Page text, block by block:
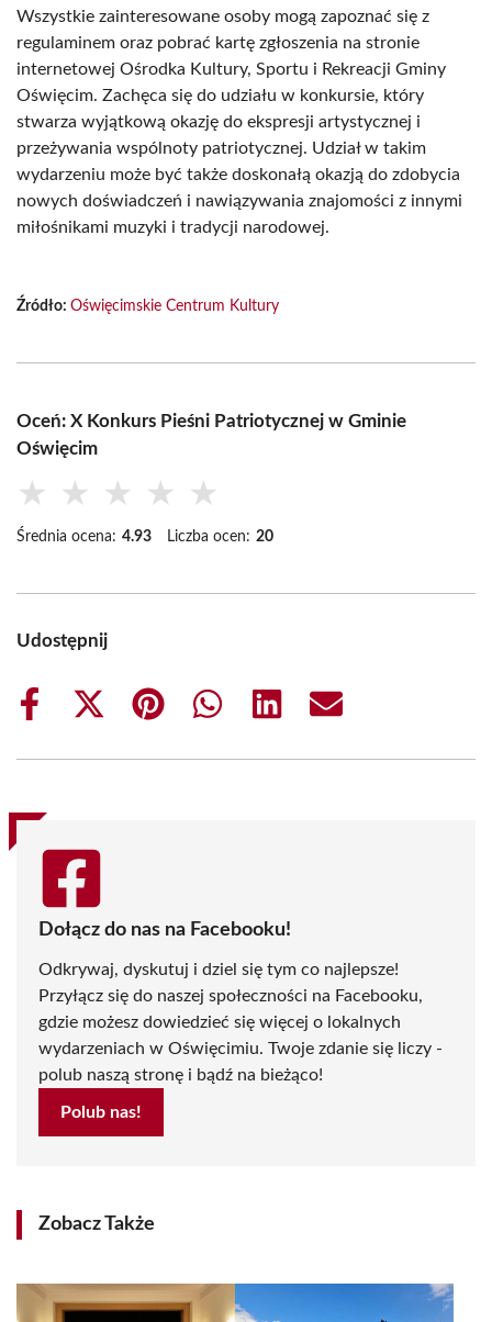
Wszystkie zainteresowane osoby mogą zapoznać się z
regulaminem oraz pobrać kartę zgłoszenia na stronie
internetowej Ośrodka Kultury, Sportu i Rekreacji Gminy
Oświęcim. Zachęca się do udziału w konkursie, który
stwarza wyjątkową okazję do ekspresji artystycznej i
przeżywania wspólnoty patriotycznej. Udział w takim
wydarzeniu może być także doskonałą okazją do zdobycia
nowych doświadczeń i nawiązywania znajomości z innymi
miłośnikami muzyki i tradycji narodowej.
Źródło: Oświęcimskie Centrum Kultury
Oceń: X Konkurs Pieśni Patriotycznej w Gminie
Oświęcim
★ ★ ★ ★ ★
Średnia ocena: 4.93 Liczba ocen: 20
Udostępnij
Share
Share
(Twitter)
Share
Share
Share
Share
Dołącz do nas na Facebooku!
Odkrywaj, dyskutuj i dziel się tym co najlepsze!
Przyłącz się do naszej społeczności na Facebooku,
gdzie możesz dowiedzieć się więcej o lokalnych
wydarzeniach w Oświęcimiu. Twoje zdanie się liczy -
polub naszą stronę i bądź na bieżąco!
Polub nas!
Zobacz Także